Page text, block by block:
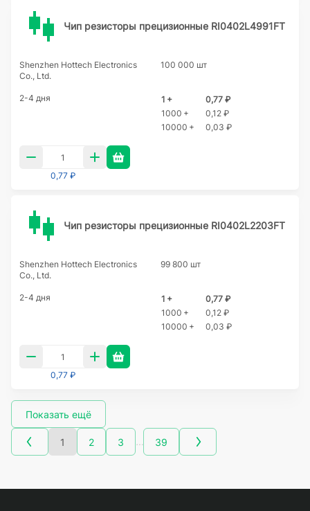
Чип резисторы прецизионные RI0402L4991FT
Shenzhen Hottech Electronics
Co., Ltd.
100 000 шт
2-4 дня 1 +
0,77 ₽
1000 +
0,12 ₽
10000 +
0,03 ₽
0,77 ₽
Чип резисторы прецизионные RI0402L2203FT
Shenzhen Hottech Electronics
Co., Ltd.
99 800 шт
2-4 дня 1 +
0,77 ₽
1000 +
0,12 ₽
10000 +
0,03 ₽
0,77 ₽
Показать ещё
1 2 3 … 39